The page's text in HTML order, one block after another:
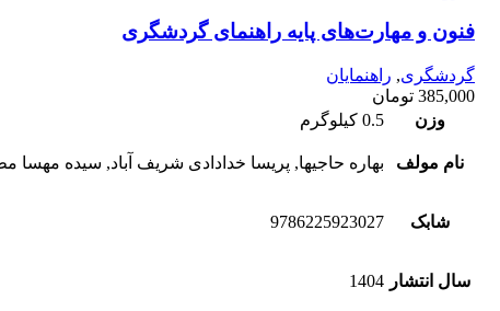
فنون و مهارت‌های پایه راهنمای گردشگری
گردشگری, راهنمایان
385,000 تومان
وزن
0.5 کیلوگرم
نام مولف بهاره حاجیها, پریسا خدادادی شریف آباد, سیده
شابک 9786225923027
سال انتشار 1404